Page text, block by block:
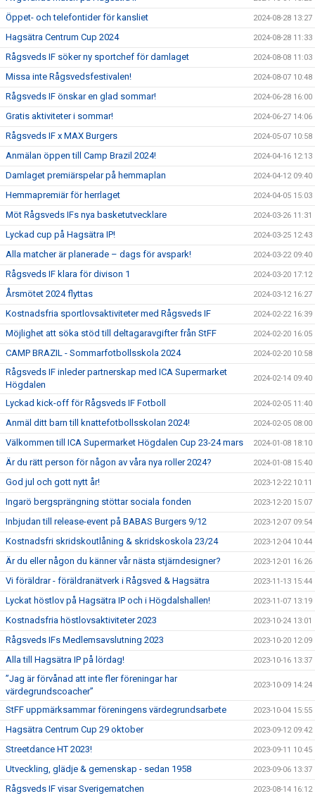
Öppet- och telefontider för kansliet 2024-08-28 13:27
Hagsätra Centrum Cup 2024 2024-08-28 11:33
Rågsveds IF söker ny sportchef för damlaget 2024-08-08 11:03
Missa inte Rågsvedsfestivalen! 2024-08-07 10:48
Rågsveds IF önskar en glad sommar! 2024-06-28 16:00
Gratis aktiviteter i sommar! 2024-06-27 14:06
Rågsveds IF x MAX Burgers 2024-05-07 10:58
Anmälan öppen till Camp Brazil 2024! 2024-04-16 12:13
Damlaget premiärspelar på hemmaplan 2024-04-12 09:40
Hemmapremiär för herrlaget 2024-04-05 15:03
Möt Rågsveds IFs nya basketutvecklare 2024-03-26 11:31
Lyckad cup på Hagsätra IP! 2024-03-25 12:43
Alla matcher är planerade – dags för avspark! 2024-03-22 09:40
Rågsveds IF klara för divison 1 2024-03-20 17:12
Årsmötet 2024 flyttas 2024-03-12 16:27
Kostnadsfria sportlovsaktiviteter med Rågsveds IF 2024-02-22 16:39
Möjlighet att söka stöd till deltagaravgifter från StFF 2024-02-20 16:05
CAMP BRAZIL - Sommarfotbollsskola 2024 2024-02-20 10:58
Rågsveds IF inleder partnerskap med ICA Supermarket
Högdalen
2024-02-14 09:40
Lyckad kick-off för Rågsveds IF Fotboll 2024-02-05 11:40
Anmäl ditt barn till knattefotbollsskolan 2024! 2024-02-05 08:00
Välkommen till ICA Supermarket Högdalen Cup 23-24 mars 2024-01-08 18:10
Är du rätt person för någon av våra nya roller 2024? 2024-01-08 15:40
God jul och gott nytt år! 2023-12-22 10:11
Ingarö bergsprängning stöttar sociala fonden 2023-12-20 15:07
Inbjudan till release-event på BABAS Burgers 9/12 2023-12-07 09:54
Kostnadsfri skridskoutlåning & skridskoskola 23/24 2023-12-04 10:44
Är du eller någon du känner vår nästa stjärndesigner? 2023-12-01 16:26
Vi föräldrar - föräldranätverk i Rågsved & Hagsätra 2023-11-13 15:44
Lyckat höstlov på Hagsätra IP och i Högdalshallen! 2023-11-07 13:19
Kostnadsfria höstlovsaktiviteter 2023 2023-10-24 13:01
Rågsveds IFs Medlemsavslutning 2023 2023-10-20 12:09
Alla till Hagsätra IP på lördag! 2023-10-16 13:37
”Jag är förvånad att inte fler föreningar har
värdegrundscoacher”
2023-10-09 14:24
StFF uppmärksammar föreningens värdegrundsarbete 2023-10-04 15:55
Hagsätra Centrum Cup 29 oktober 2023-09-12 09:42
Streetdance HT 2023! 2023-09-11 10:45
Utveckling, glädje & gemenskap - sedan 1958 2023-09-06 13:37
Rågsveds IF visar Sverigematchen 2023-08-14 16:12